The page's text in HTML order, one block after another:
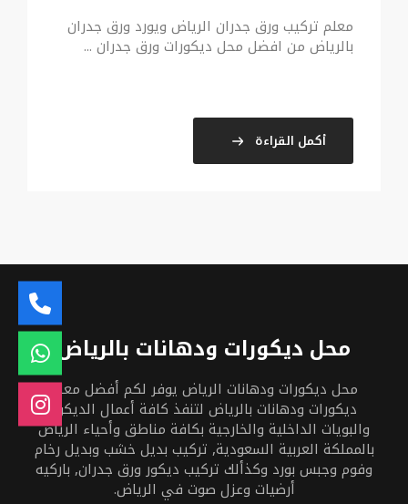
معلم تركيب ورق جدران الرياض ويورد ورق جدران
بالرياض من افضل محل ديكورات ورق جدران ...
أكمل القراءة
محل ديكورات ودهانات بالرياض
محل ديكورات ودهانات الرياض يوفر لكم أفضل معلم
ديكورات ودهانات بالرياض لتنفذ كافة أعمال الديكور
والبويات الداخلية والخارجية بكافة مناطق وأحياء الرياض
بالمملكة العربية السعودية, تركيب بديل خشب وبديل رخام
وفوم وجبس بورد وكذألك تركيب ديكور ورق جدران, باركيه
أرضيات وعزل صوت في الرياض.